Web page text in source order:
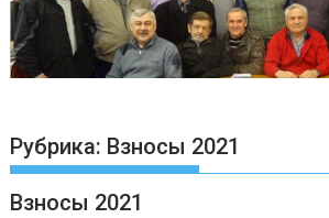
Рубрика: Взносы 2021
Взносы 2021